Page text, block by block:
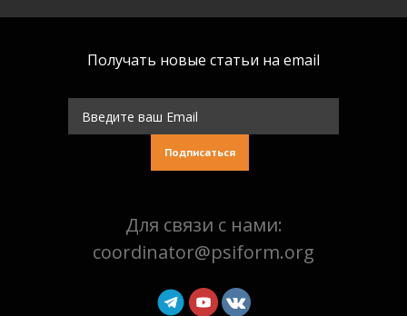
Получать новые статьи на email
Подписаться
Для связи с нами:
coordinator@psiform.org